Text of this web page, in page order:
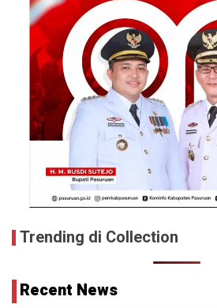
Trending di Collection
Recent News